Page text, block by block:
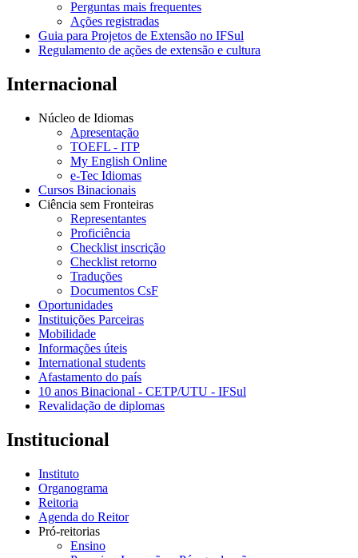
Perguntas mais frequentes
Ações registradas
Guia para Projetos de Extensão no IFSul
Regulamento de ações de extensão e cultura
Internacional
Núcleo de Idiomas
Apresentação
TOEFL - ITP
My English Online
e-Tec Idiomas
Cursos Binacionais
Ciência sem Fronteiras
Representantes
Proficiência
Checklist inscrição
Checklist retorno
Traduções
Documentos CsF
Oportunidades
Instituições Parceiras
Mobilidade
Informações úteis
International students
Afastamento do país
10 anos Binacional - CETP/UTU - IFSul
Revalidação de diplomas
Institucional
Instituto
Organograma
Reitoria
Agenda do Reitor
Pró-reitorias
Ensino